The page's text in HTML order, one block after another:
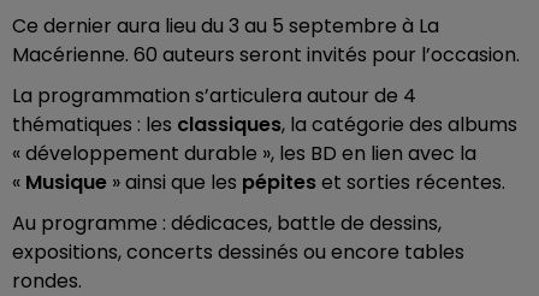
Ce dernier aura lieu du 3 au 5 septembre à La
Macérienne. 60 auteurs seront invités pour l’occasion.
La programmation s’articulera autour de 4
thématiques : les classiques, la catégorie des albums
« développement durable », les BD en lien avec la
« Musique » ainsi que les pépiteset sorties récentes.
Au programme : dédicaces, battle de dessins,
expositions, concerts dessinés ou encore tables
rondes.